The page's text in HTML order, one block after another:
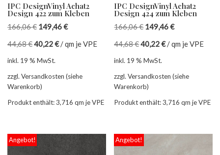
IPC DesignVinyl Achat2
Design 422 zum Kleben
166,06€ 149,46€
44,68€40,22€/qm je VPE
inkl. 19 % MwSt.
zzgl. Versandkosten (siehe
Warenkorb)
Produkt enthält: 3,716 qm je VPE
IPC DesignVinyl Achat2
Design 424 zum Kleben
166,06€ 149,46€
44,68€40,22€/qm je VPE
inkl. 19 % MwSt.
zzgl. Versandkosten (siehe
Warenkorb)
Produkt enthält: 3,716qm je VPE
Angebot! Angebot!